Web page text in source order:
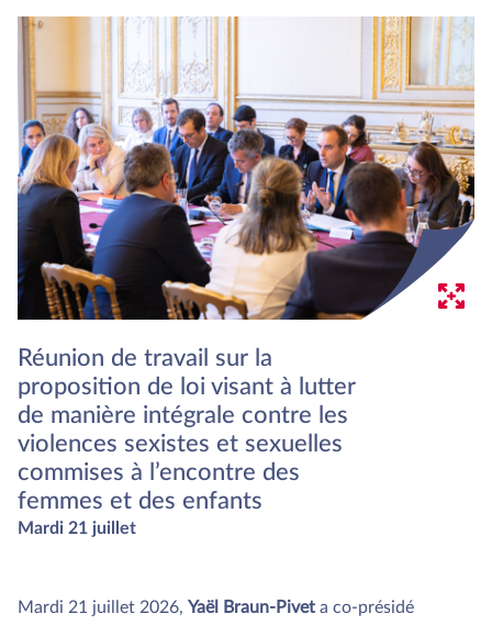
Réunion de travail sur la
proposition de loi visant à lutter
de manière intégrale contre les
violences sexistes et sexuelles
commises à l’encontre des
femmes et des enfants
Mardi 21 juillet
Mardi 21 juillet 2026, Yaël Braun-Pivet a co-présidé